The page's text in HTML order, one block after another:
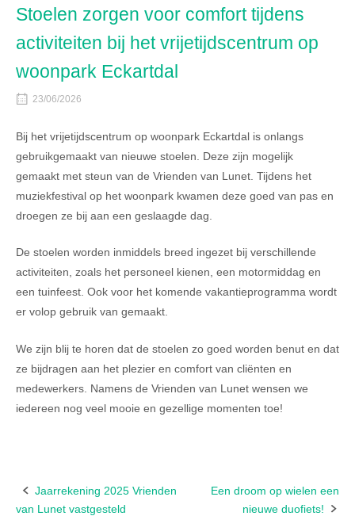
Stoelen zorgen voor comfort tijdens
activiteiten bij het vrijetijdscentrum op
woonpark Eckartdal
23/06/2026
Bij het vrijetijdscentrum op woonpark Eckartdal is onlangs
gebruikgemaakt van nieuwe stoelen. Deze zijn mogelijk
gemaakt met steun van de Vrienden van Lunet. Tijdens het
muziekfestival op het woonpark kwamen deze goed van pas en
droegen ze bij aan een geslaagde dag.
De stoelen worden inmiddels breed ingezet bij verschillende
activiteiten, zoals het personeel kienen, een motormiddag en
een tuinfeest. Ook voor het komende vakantieprogramma wordt
er volop gebruik van gemaakt.
We zijn blij te horen dat de stoelen zo goed worden benut en dat
ze bijdragen aan het plezier en comfort van cliënten en
medewerkers. Namens de Vrienden van Lunet wensen we
iedereen nog veel mooie en gezellige momenten toe!
Bericht
Jaarrekening 2025 Vrienden
van Lunet vastgesteld
Een droom op wielen een
nieuwe duofiets!